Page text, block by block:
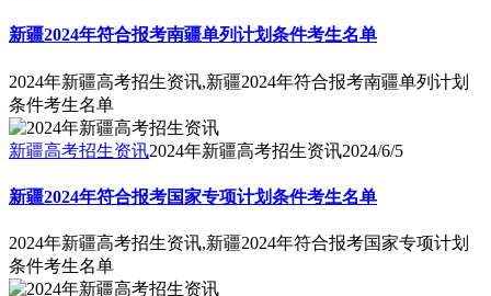
新疆2024年符合报考南疆单列计划条件考生名单
2024年新疆高考招生资讯,新疆2024年符合报考南疆单列计划
条件考生名单
新疆高考招生资讯2024年新疆高考招生资讯2024/6/5
新疆2024年符合报考国家专项计划条件考生名单
2024年新疆高考招生资讯,新疆2024年符合报考国家专项计划
条件考生名单